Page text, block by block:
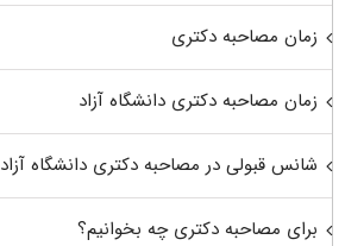
زمان مصاحبه دکتری
زمان مصاحبه دکتری دانشگاه آزاد
شانس قبولی در مصاحبه دکتری دانشگاه آزاد
برای مصاحبه دکتری چه بخوانیم؟